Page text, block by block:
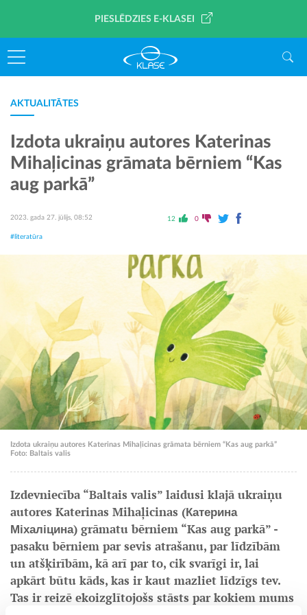
PIESLĒDZIES E-KLASEI
AKTUALITĀTES
Izdota ukraiņu autores Katerinas
Mihaļicinas grāmata bērniem “Kas
aug parkā”
2023. gada 27. jūlijs, 08:52 12 0
#literatūra
Izdota ukraiņu autores Katerinas Mihaļicinas grāmata bērniem “Kas aug parkā”
Foto: Baltais valis
Izdevniecība “Baltais valis” laidusi klajā ukraiņu
autores Katerinas Mihaļicinas (Катерина
Міхаліцина) grāmatu bērniem “Kas aug parkā” -
pasaku bērniem par sevis atrašanu, par līdzībām
un atšķirībām, kā arī par to, cik svarīgi ir, lai
apkārt būtu kāds, kas ir kaut mazliet līdzīgs tev.
Tas ir reizē ekoizglītojošs stāsts par kokiem mums